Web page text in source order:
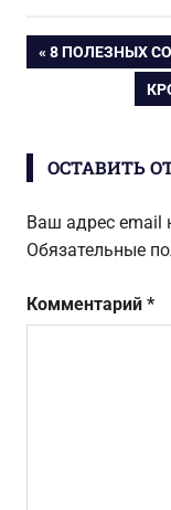
из хрусталя:
чем очистить
вазу от белого
записям
ПРЕДЫДУЩАЯ
8 ПОЛЕЗНЫХ
ОСТАВИТЬ
Ваш адрес email
Обязательные
Комментарий *